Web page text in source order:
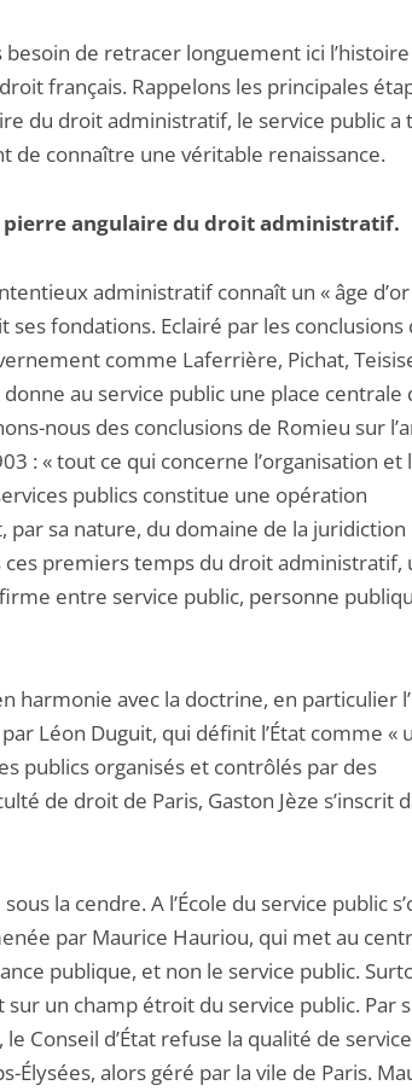
besoin de retracer longuement ici
français. Rappelons les principales
du droit administratif, le service public a
de connaître une véritable renaissance.
pierre angulaire du droit administratif.
administratif connaît un « âge d’or
ses fondations. Eclairé par les conclusions
comme Laferrière, Pichat,
au service public une place centrale
nous des conclusions de Romieu sur
: « tout ce qui concerne l’organisation et
publics constitue une opération
par sa nature, du domaine de la juridiction
ces premiers temps du droit administratif,
entre service public, personne
harmonie avec la doctrine, en particulier
Léon Duguit, qui définit l’État comme «
publics organisés et contrôlés par des
de droit de Paris, Gaston Jèze s’inscrit
la cendre. A l’École du service public
par Maurice Hauriou, qui met au
publique, et non le service public.
un champ étroit du service public. Par
Conseil d’État refuse la qualité de
Élysées, alors géré par la vile de Paris.